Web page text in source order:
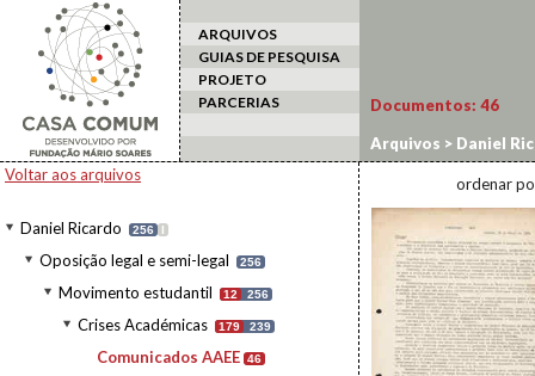
ARQUIVOS
GUIAS DE PESQUISA
PROJETO
PARCERIAS
Voltar aos arquivos
Daniel Ricardo 256 I
Oposição legal e semi-legal 256
Movimento estudantil 12 256
Crises Académicas 179 239
Comunicados AAEE 46
Documentos: 46
Arquivos > Daniel
Comunicados AAEE
ordenar